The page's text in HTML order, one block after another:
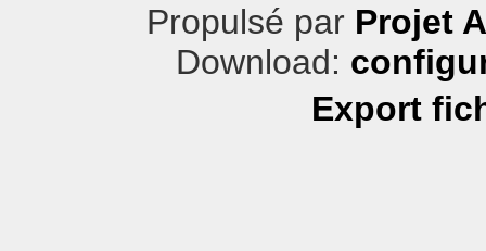
Propulsé par Projet
Download:
Export